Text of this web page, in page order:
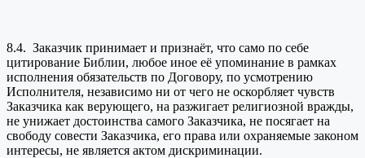
8.4. Заказчик принимает и признаёт, что само по себе
цитирование Библии, любое иное её упоминание в рамках
исполнения обязательств по Договору, по усмотрению
Исполнителя, независимо ни от чего не оскорбляет чувств
Заказчика как верующего, на разжигает религиозной вражды,
не унижает достоинства самого Заказчика, не посягает на
свободу совести Заказчика, его права или охраняемые законом
интересы, не является актом дискриминации.